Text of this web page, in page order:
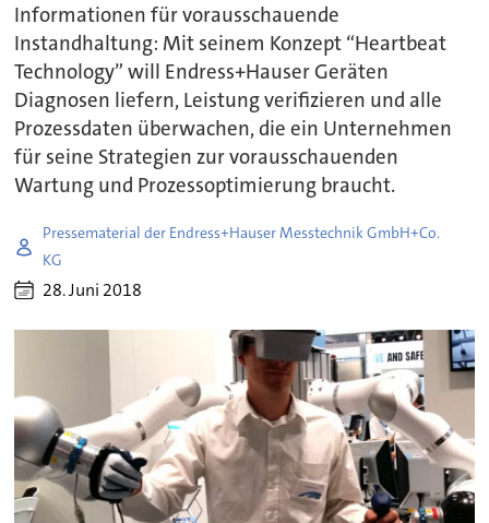
Informationen für vorausschauende
Instandhaltung: Mit seinem Konzept “Heartbeat
Technology” will Endress+Hauser Geräten
Diagnosen liefern, Leistung verifizieren und alle
Prozessdaten überwachen, die ein Unternehmen
für seine Strategien zur vorausschauenden
Wartung und Prozessoptimierung braucht.
Pressematerial der Endress+Hauser Messtechnik GmbH+Co.
KG
28. Juni 2018